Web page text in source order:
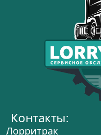
Контакты:
Лорритрак